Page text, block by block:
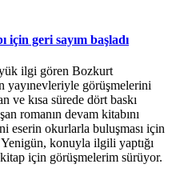
için geri sayım başladı
ilgi gören Bozkurt
yayınevleriyle görüşmelerini
ve kısa sürede dört baskı
romanın devam kitabını
eserin okurlarla buluşması için
konuyla ilgili yaptığı
için görüşmelerim sürüyor.